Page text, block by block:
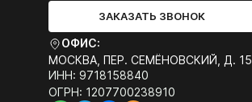
ЗАКАЗАТЬ ЗВОНОК
ОФИС:
МОСКВА, ПЕР. СЕМЁНОВСКИЙ, Д. 15
ИНН: 9718158840
ОГРН: 1207700238910